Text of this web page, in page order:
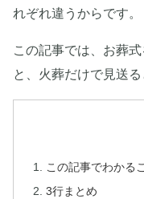
れぞれ違うからです。
この記事では、お葬
と、火葬だけで見送
この記事でわかる
3行まとめ